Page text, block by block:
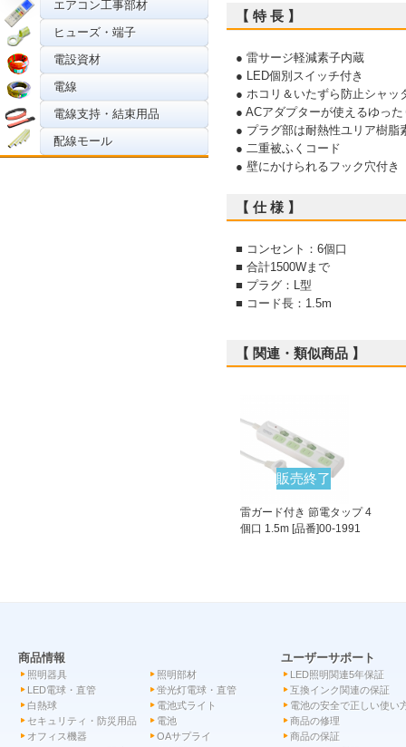
エアコン工事部材
ヒューズ・端子
電設資材
電線
電線支持・結束用品
配線モール
【 特 長 】
● 雷サージ軽減素子内蔵
● LED個別スイッチ付き
● ホコリ＆いたずら防止シャッ
● ACアダプターが使えるゆっ
● プラグ部は耐熱性ユリア樹脂
● 二重被ふくコード
● 壁にかけられるフック穴付き
【 仕 様 】
■ コンセント：6個口
■ 合計1500Wまで
■ プラグ：L型
■ コード長：1.5m
【 関連・類似商品 】
販売終了
雷ガード付き 節電タップ 4
個口 1.5m [品番]00-1991
商品情報
照明器具
照明部材
LED電球・直管
蛍光灯電球・直管
白熱球
電池式ライト
セキュリティ・防災用品
電池
オフィス機器
OAサプライ
ユーザーサポート
LED照明関連5年保証
互換インク関連の保証
電池の安全で正しい使い
商品の修理
商品の保証